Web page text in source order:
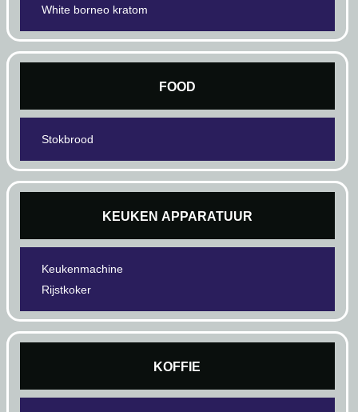
White borneo kratom
FOOD
Stokbrood
KEUKEN APPARATUUR
Keukenmachine
Rijstkoker
KOFFIE